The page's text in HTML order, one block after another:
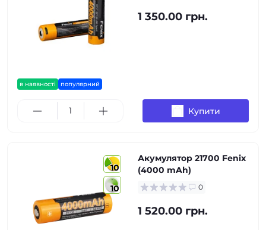
в наявності популярний
1 350.00 грн.
Купити
10
10
Акумулятор 21700 Fenix
(4000 mAh)
0
1 520.00 грн.